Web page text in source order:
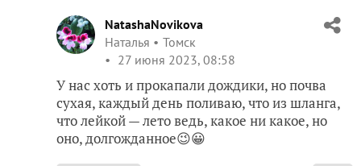
NatashaNovikova
Наталья
Томск
27 июня 2023, 08:58
У нас хоть и прокапали дождики, но почва
сухая, каждый день поливаю, что из шланга,
что лейкой — лето ведь, какое ни какое, но
оно, долгожданное😉😀